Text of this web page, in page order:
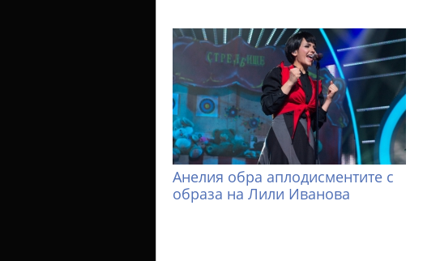
Анелия обра аплодисментите с
образа на Лили Иванова